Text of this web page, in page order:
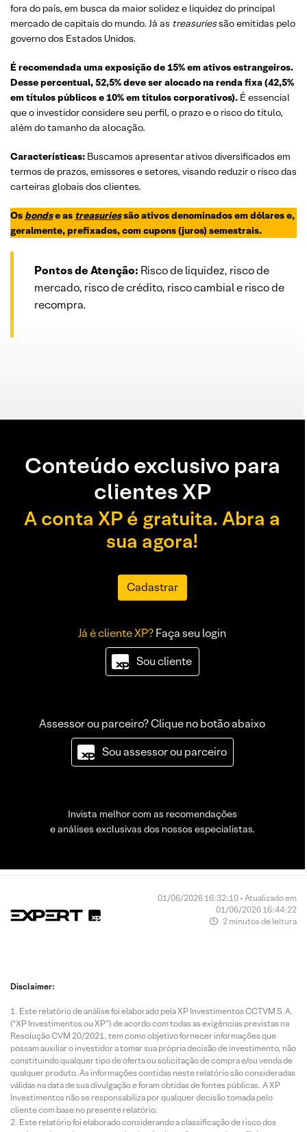
fora do país, em busca da maior solidez e liquidez do principal
mercado de capitais do mundo. Já as treasuriessão emitidas pelo
governo dos Estados Unidos.
É recomendada uma exposição de 15% em ativos estrangeiros.
Desse percentual, 52,5% deve ser alocado na renda fixa (42,5%
em títulos públicos e 10% em títulos corporativos). É essencial
que o investidor considere seu perfil, o prazo e o risco do título,
além do tamanho da alocação.
Características: Buscamos apresentar ativos diversificados em
termos de prazos, emissores e setores, visando reduzir o risco das
carteiras globais dos clientes.
Os bondseas treasuriessão ativos denominados em dólares e,
geralmente, prefixados, com cupons (juros) semestrais.
Pontos de Atenção: Risco de liquidez, risco de
mercado, risco de crédito, risco cambial e risco de
recompra.
Conteúdo exclusivo para
clientes XP
A conta XP é gratuita. Abra a
sua agora!
Cadastrar
Já é cliente XP?Faça seu login
Sou cliente
Assessor ou parceiro? Clique no botão abaixo
Sou assessor ou parceiro
Invista melhor com as recomendações
e análises exclusivas dos nossos especialistas.
01/06/2026 16:32:10 • Atualizado em
01/06/2026 16:44:22
2 minutos de leitura
Disclaimer:
Este relatório de análise foi elaborado pela XP Investimentos CCTVM S.A.
(“XP Investimentos ou XP”) de acordo com todas as exigências previstas na
Resolução CVM 20/2021, tem como objetivo fornecer informações que
possam auxiliar o investidor a tomar sua própria decisão de investimento, não
constituindo qualquer tipo de oferta ou solicitação de compra e/ou venda de
qualquer produto. As informações contidas neste relatório são consideradas
válidas na data de sua divulgação e foram obtidas de fontes públicas. A XP
Investimentos não se responsabiliza por qualquer decisão tomada pelo
cliente com base no presente relatório.
Este relatório foi elaborado considerando a classificação de risco dos